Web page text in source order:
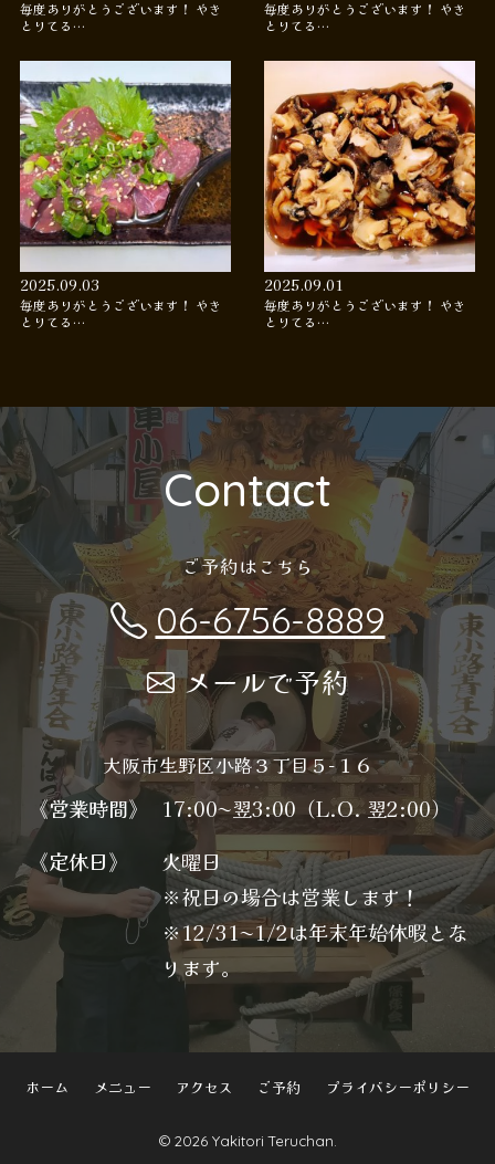
毎度ありがとうございます！ やき
とりてる…
毎度ありがとうございます！ やき
とりてる…
2025.09.03
毎度ありがとうございます！ やき
とりてる…
2025.09.01
毎度ありがとうございます！ やき
とりてる…
Contact
ご予約はこちら
06-6756-8889
メールで予約
大阪市生野区小路３丁目５−１６
《営業時間》
17:00〜翌3:00（L.O. 翌2:00）
《定休日》
火曜日
※祝日の場合は営業します！
※12/31〜1/2は年末年始休暇とな
ります。
ホーム メニュー アクセス ご予約 プライバシーポリシー
© 2026 Yakitori Teruchan.